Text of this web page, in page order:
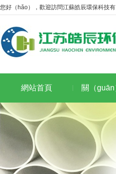
您好（hǎo），歡迎訪問江蘇皓辰環保科技
網站首頁 關（
（wǒ